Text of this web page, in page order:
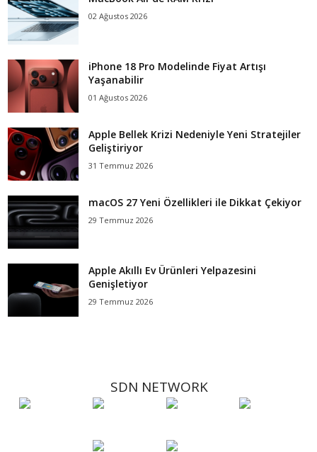
02 Ağustos 2026
iPhone 18 Pro Modelinde Fiyat Artışı
Yaşanabilir
01 Ağustos 2026
Apple Bellek Krizi Nedeniyle Yeni Stratejiler
Geliştiriyor
31 Temmuz 2026
macOS 27 Yeni Özellikleri ile Dikkat Çekiyor
29 Temmuz 2026
Apple Akıllı Ev Ürünleri Yelpazesini
Genişletiyor
29 Temmuz 2026
SDN NETWORK